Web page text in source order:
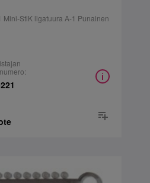
StiK ligatuura A-1 Punainen